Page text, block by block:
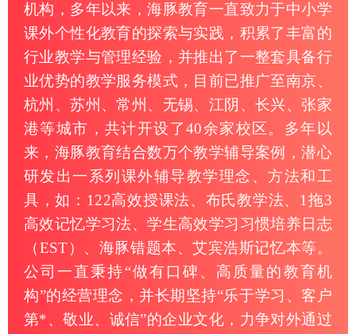
机构，多年以来，海豚教育一直致力于中小学
课外个性化教育的探索与实践，积累了丰富的
行业教学与管理经验，并推出了一整套具备行
业优势的教学服务模式，目前已推广至南京、
杭州、苏州、常州、无锡、江阴、长兴、张家
港等城市，共计开设了40余家校区。多年以
来，海豚教育结合数万个教学辅导案例，潜心
研发出一系列课外辅导教学理念、方法和工
具，如：122高效授课法、布氏教学法、1拖3
高效记忆学习法、学生高效学习习惯培养日志
（EST）、海豚错题本、艾宾浩斯记忆本等。
公司一直秉持“做有口碑、高质量的教育机
构”的经营理念，并长期坚持“乐于学习、客户
第*、敬业、诚信”的企业文化，力争对外通过